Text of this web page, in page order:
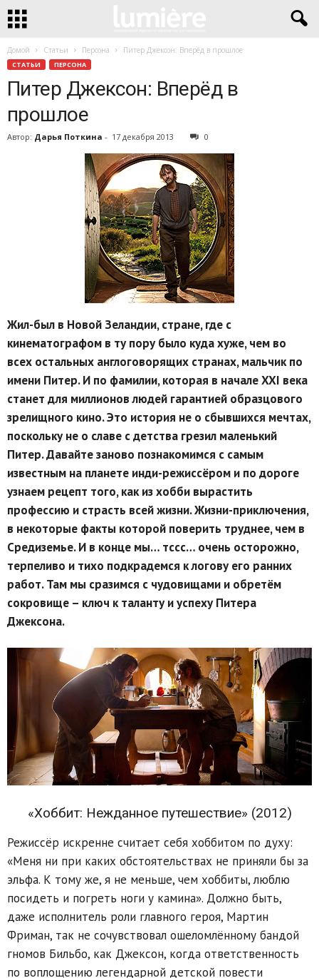
Домой Статьи Персона Питер Джексон: Вперёд в прошлое
СТАТЬИ ПЕРСОНА
Питер Джексон: Вперёд в
прошлое
Автор: Дарья Поткина - 17 декабря 2013 0
Жил-был в Новой Зеландии, стране, где с
кинематографом в ту пору было куда хуже, чем во
всех остальных англоговорящих странах, мальчик по
имени Питер. И по фамилии, которая в начале XXI века
станет для миллионов людей гарантией образцового
зрелищного кино. Это история не о сбывшихся мечтах,
поскольку не о славе с детства грезил маленький
Питер. Давайте заново познакомимся с самым
известным на планете инди-режиссёром и по дороге
узнаем рецепт того, как из хобби вырастить
профессию и страсть всей жизни. Жизни-приключения,
в некоторые факты которой поверить труднее, чем в
Средиземье. И в конце мы… тссс… очень осторожно,
терпеливо и тихо подкрадемся к логову его ранних
работ. Там мы сразимся с чудовищами и обретём
сокровище – ключ к таланту и успеху Питера
Джексона.
«Хоббит: Нежданное путешествие» (2012)
Режиссёр искренне считает себя хоббитом по духу:
«Меня ни при каких обстоятельствах не приняли бы за
эльфа. К тому же, я не меньше, чем хоббиты, люблю
посидеть и погреть ноги у камина». Должно быть,
даже исполнитель роли главного героя, Мартин
Фриман, так не сочувствовал ошеломлённому бандой
гномов Бильбо, как Джексон, когда ответственность
по воплощению легендарной детской повести